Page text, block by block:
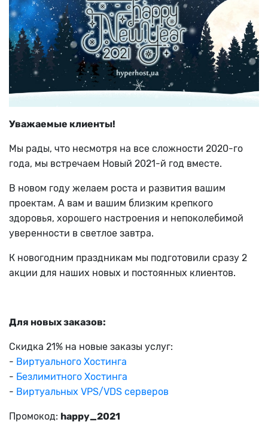
Уважаемые клиенты!
Мы рады, что несмотря на все сложности 2020-го
года, мы встречаем Новый 2021-й год вместе.
В новом году желаем роста и развития вашим
проектам. А вам и вашим близким крепкого
здоровья, хорошего настроения и непоколебимой
уверенности в светлое завтра.
К новогодним праздникам мы подготовили сразу 2
акции для наших новых и постоянных клиентов.
Для новых заказов:
Скидка 21% на новые заказы услуг:
- Виртуального Хостинга
- Безлимитного Хостинга
- Виртуальных VPS/VDS серверов
Промокод: happy_2021